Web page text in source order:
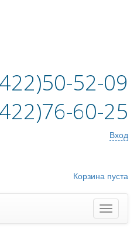
52-09
60-25
Вход
Корзина пуста